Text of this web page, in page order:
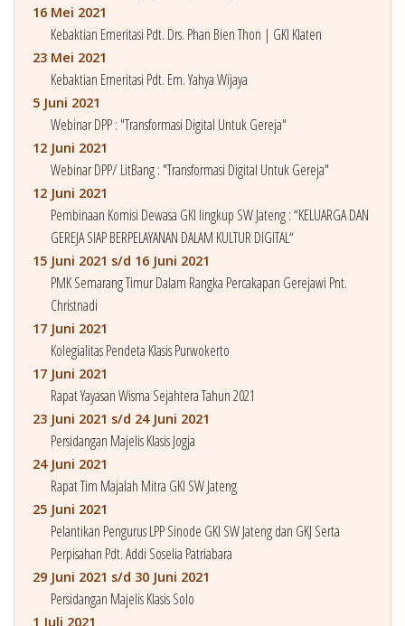
16 Mei 2021
Kebaktian Emeritasi Pdt. Drs. Phan Bien Thon | GKI Klaten
23 Mei 2021
Kebaktian Emeritasi Pdt. Em. Yahya Wijaya
5 Juni 2021
Webinar DPP : "Transformasi Digital Untuk Gereja"
12 Juni 2021
Webinar DPP/ LitBang : "Transformasi Digital Untuk Gereja"
12 Juni 2021
Pembinaan Komisi Dewasa GKI lingkup SW Jateng : “KELUARGA DAN
GEREJA SIAP BERPELAYANAN DALAM KULTUR DIGITAL“
15 Juni 2021 s/d 16 Juni 2021
PMK Semarang Timur Dalam Rangka Percakapan Gerejawi Pnt.
Christnadi
17 Juni 2021
Kolegialitas Pendeta Klasis Purwokerto
17 Juni 2021
Rapat Yayasan Wisma Sejahtera Tahun 2021
23 Juni 2021 s/d 24 Juni 2021
Persidangan Majelis Klasis Jogja
24 Juni 2021
Rapat Tim Majalah Mitra GKI SW Jateng
25 Juni 2021
Pelantikan Pengurus LPP Sinode GKI SW Jateng dan GKJ Serta
Perpisahan Pdt. Addi Soselia Patriabara
29 Juni 2021 s/d 30 Juni 2021
Persidangan Majelis Klasis Solo
1 Juli 2021